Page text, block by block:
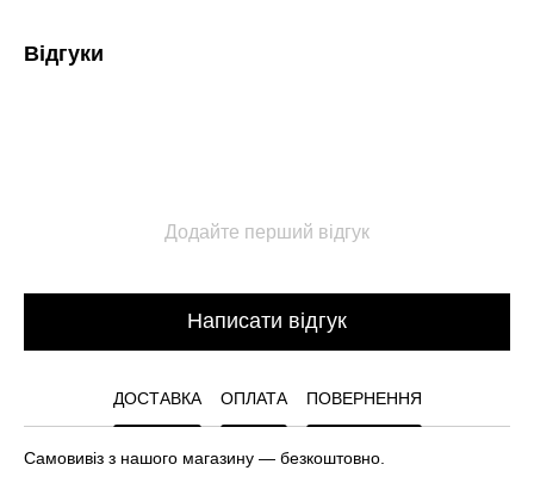
Відгуки
Додайте перший відгук
Написати відгук
ДОСТАВКА ОПЛАТА ПОВЕРНЕННЯ
Самовивіз з нашого магазину — безкоштовно.